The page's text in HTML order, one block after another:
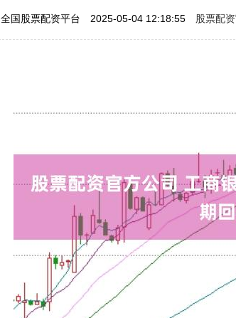
全国股票配资平台 2025-05-04 12:18:55 股票配